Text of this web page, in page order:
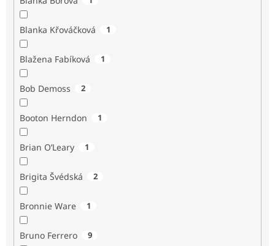
Blanka Křováčková 1
Blažena Fabíková 1
Bob Demoss 2
Booton Herndon 1
Brian O’Leary 1
Brigita Švédská 2
Bronnie Ware 1
Bruno Ferrero 9